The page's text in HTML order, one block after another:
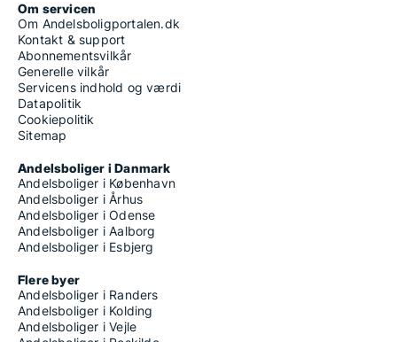
Om servicen
Om Andelsboligportalen.dk
Kontakt & support
Abonnementsvilkår
Generelle vilkår
Servicens indhold og værdi
Datapolitik
Cookiepolitik
Sitemap
Andelsboliger i Danmark
Andelsboliger i København
Andelsboliger i Århus
Andelsboliger i Odense
Andelsboliger i Aalborg
Andelsboliger i Esbjerg
Flere byer
Andelsboliger i Randers
Andelsboliger i Kolding
Andelsboliger i Vejle